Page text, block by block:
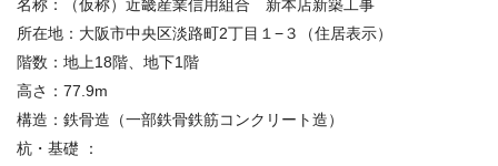
名称：（仮称）近畿産業信用組合 新本店新築工事
所在地：大阪市中央区淡路町2丁目１−３（住居表示）
階数：地上18階、地下1階
高さ：77.9m
構造：鉄骨造（一部鉄骨鉄筋コンクリート造）
杭・基礎 ：